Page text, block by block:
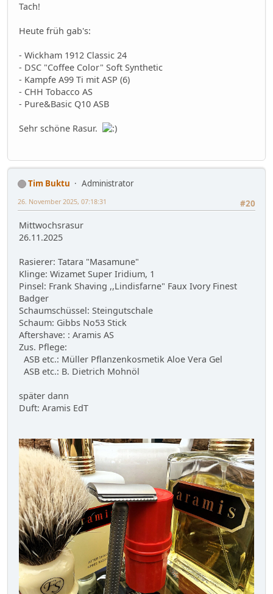
Tach!
Heute früh gab's:
- Wickham 1912 Classic 24
- DSC "Coffee Color" Soft Synthetic
- Kampfe A99 Ti mit ASP (6)
- CHH Tobacco AS
- Pure&Basic Q10 ASB
Sehr schöne Rasur.
Tim Buktu
Administrator
#20
26. November 2025, 07:18:31
Mittwochsrasur
26.11.2025
Rasierer: Tatara "Masamune"
Klinge: Wizamet Super Iridium, 1
Pinsel: Frank Shaving ,,Lindisfarne" Faux Ivory Finest
Badger
Schaumschüssel: Steingutschale
Schaum: Gibbs No53 Stick
Aftershave: : Aramis AS
Zus. Pflege:
ASB etc.: Müller Pflanzenkosmetik Aloe Vera Gel
ASB etc.: B. Dietrich Mohnöl
später dann
Duft: Aramis EdT